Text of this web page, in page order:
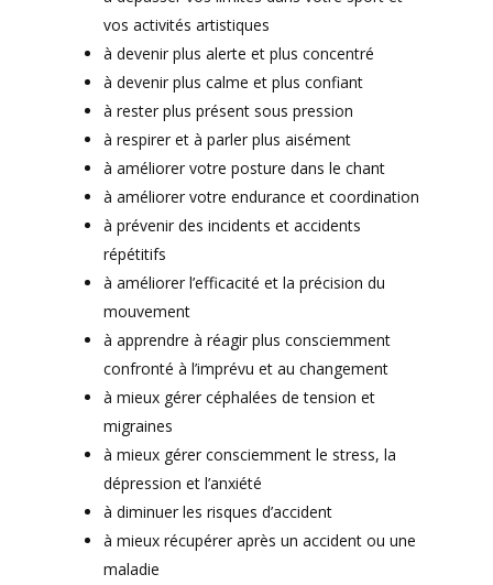
vos activités artistiques
à devenir plus alerte et plus concentré
à devenir plus calme et plus confiant
à rester plus présent sous pression
à respirer et à parler plus aisément
à améliorer votre posture dans le chant
à améliorer votre endurance et coordination
à prévenir des incidents et accidents
répétitifs
à améliorer l’efficacité et la précision du
mouvement
à apprendre à réagir plus consciemment
confronté à l’imprévu et au changement
à mieux gérer céphalées de tension et
migraines
à mieux gérer consciemment le stress, la
dépression et l’anxiété
à diminuer les risques d’accident
à mieux récupérer après un accident ou une
maladie